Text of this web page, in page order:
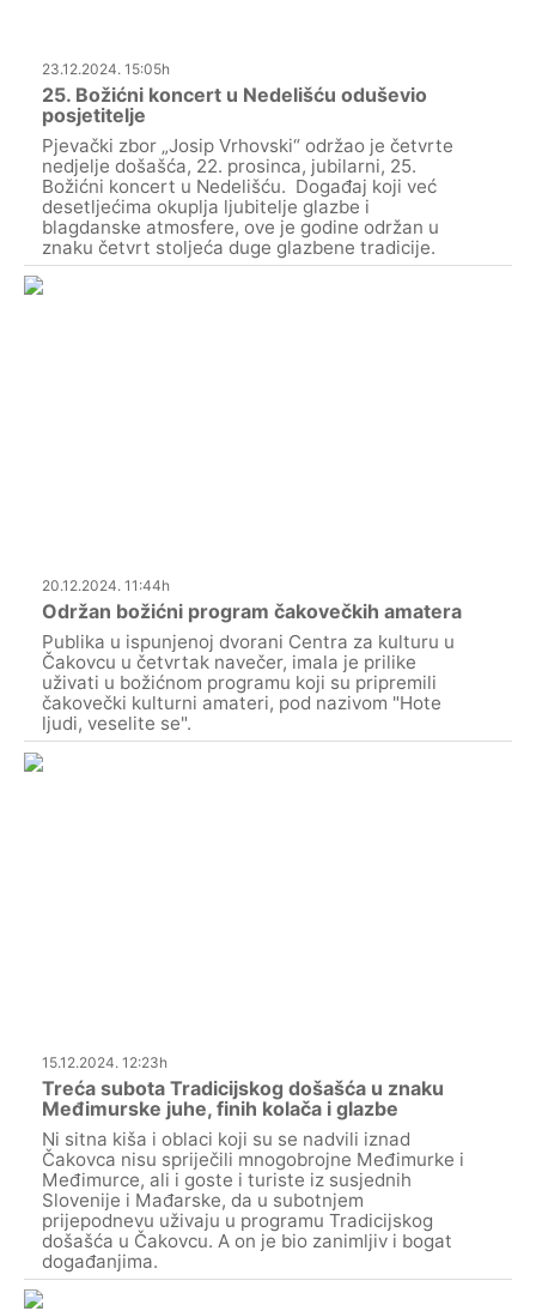
23.12.2024. 15:05h
25. Božićni koncert u Nedelišću oduševio
posjetitelje
Pjevački zbor „Josip Vrhovski“ održao je četvrte
nedjelje došašća, 22. prosinca, jubilarni, 25.
Božićni koncert u Nedelišću. Događaj koji već
desetljećima okuplja ljubitelje glazbe i
blagdanske atmosfere, ove je godine održan u
znaku četvrt stoljeća duge glazbene tradicije.
20.12.2024. 11:44h
Održan božićni program čakovečkih amatera
Publika u ispunjenoj dvorani Centra za kulturu u
Čakovcu u četvrtak navečer, imala je prilike
uživati u božićnom programu koji su pripremili
čakovečki kulturni amateri, pod nazivom "Hote
ljudi, veselite se".
15.12.2024. 12:23h
Treća subota Tradicijskog došašća u znaku
Međimurske juhe, finih kolača i glazbe
Ni sitna kiša i oblaci koji su se nadvili iznad
Čakovca nisu spriječili mnogobrojne Međimurke i
Međimurce, ali i goste i turiste iz susjednih
Slovenije i Mađarske, da u subotnjem
prijepodnevu uživaju u programu Tradicijskog
došašća u Čakovcu. A on je bio zanimljiv i bogat
događanjima.